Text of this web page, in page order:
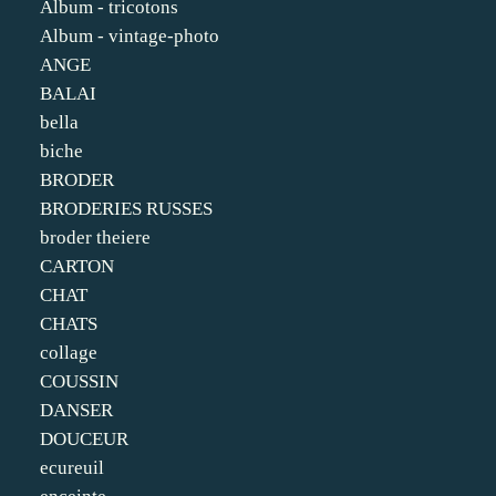
Album - tricotons
Album - vintage-photo
ANGE
BALAI
bella
biche
BRODER
BRODERIES RUSSES
broder theiere
CARTON
CHAT
CHATS
collage
COUSSIN
DANSER
DOUCEUR
ecureuil